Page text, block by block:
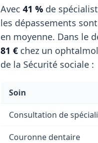
Avec 41 % de
les dépassements
en moyenne. Dans le
81 € chez un
de la Sécurité sociale :
Soin
Consultation de
Couronne dentaire